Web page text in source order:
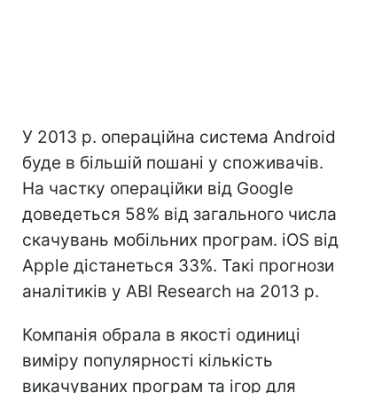
У 2013 р. операційна система Android
буде в більшій пошані у споживачів.
На частку операційки від Google
доведеться 58% від загального числа
скачувань мобільних програм. iOS від
Apple дістанеться 33%. Такі прогнози
аналітиків у ABI Research на 2013 р.
Компанія обрала в якості одиниці
виміру популярності кількість
викачуваних програм та ігор для